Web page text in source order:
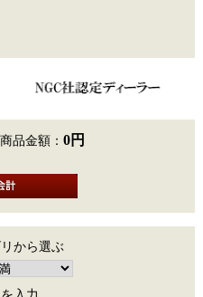
商品金額： 0円
から選ぶ